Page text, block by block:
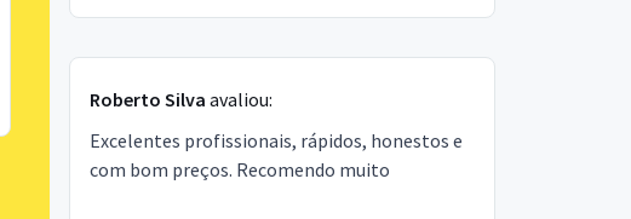
Roberto Silva avaliou:
Excelentes profissionais, rápidos, honestos e
com bom preços. Recomendo muito